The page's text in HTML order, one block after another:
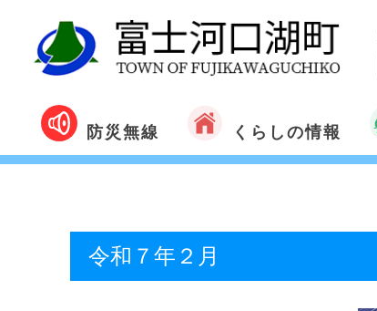
防災無線 くらしの情報
令和７年２月